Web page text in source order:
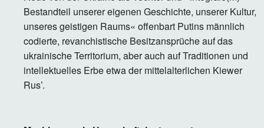
Bestandteil unserer eigenen Geschichte, unserer Kultur,
unseres geistigen Raums« offenbart Putins männlich
codierte, revanchistische Besitzansprüche auf das
ukrainische Territorium, aber auch auf Traditionen und
intellektuelles Erbe etwa der mittelalterlichen Kiewer
Rus’.